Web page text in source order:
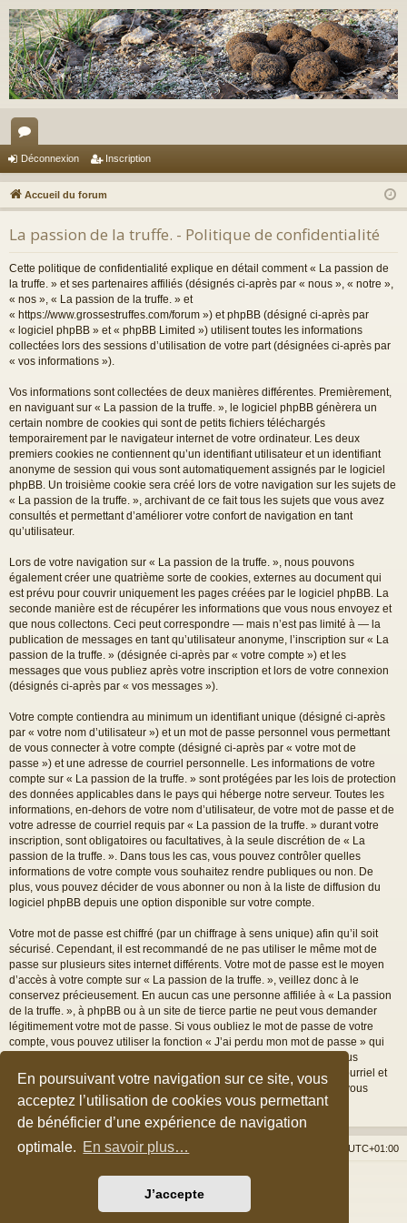
En poursuivant votre navigation sur ce site, vous
acceptez l’utilisation de cookies vous permettant
de bénéficier d’une expérience de navigation
optimale. En savoir plus…
J’accepte
or
u
m
s
Déconnexion Inscription
Accueil du forum
La passion de la truffe. - Politique de confidentialité
Cette politique de confidentialité explique en détail comment « La passion de
la truffe. » et ses partenaires affiliés (désignés ci-après par « nous », « notre »,
« nos », « La passion de la truffe. » et
« https://www.grossestruffes.com/forum ») et phpBB (désigné ci-après par
« logiciel phpBB » et « phpBB Limited ») utilisent toutes les informations
collectées lors des sessions d’utilisation de votre part (désignées ci-après par
« vos informations »).
Vos informations sont collectées de deux manières différentes. Premièrement,
en naviguant sur « La passion de la truffe. », le logiciel phpBB génèrera un
certain nombre de cookies qui sont de petits fichiers téléchargés
temporairement par le navigateur internet de votre ordinateur. Les deux
premiers cookies ne contiennent qu’un identifiant utilisateur et un identifiant
anonyme de session qui vous sont automatiquement assignés par le logiciel
phpBB. Un troisième cookie sera créé lors de votre navigation sur les sujets de
« La passion de la truffe. », archivant de ce fait tous les sujets que vous avez
consultés et permettant d’améliorer votre confort de navigation en tant
qu’utilisateur.
Lors de votre navigation sur « La passion de la truffe. », nous pouvons
également créer une quatrième sorte de cookies, externes au document qui
est prévu pour couvrir uniquement les pages créées par le logiciel phpBB. La
seconde manière est de récupérer les informations que vous nous envoyez et
que nous collectons. Ceci peut correspondre — mais n’est pas limité à — la
publication de messages en tant qu’utilisateur anonyme, l’inscription sur « La
passion de la truffe. » (désignée ci-après par « votre compte ») et les
messages que vous publiez après votre inscription et lors de votre connexion
(désignés ci-après par « vos messages »).
Votre compte contiendra au minimum un identifiant unique (désigné ci-après
par « votre nom d’utilisateur ») et un mot de passe personnel vous permettant
de vous connecter à votre compte (désigné ci-après par « votre mot de
passe ») et une adresse de courriel personnelle. Les informations de votre
compte sur « La passion de la truffe. » sont protégées par les lois de protection
des données applicables dans le pays qui héberge notre serveur. Toutes les
informations, en-dehors de votre nom d’utilisateur, de votre mot de passe et de
votre adresse de courriel requis par « La passion de la truffe. » durant votre
inscription, sont obligatoires ou facultatives, à la seule discrétion de « La
passion de la truffe. ». Dans tous les cas, vous pouvez contrôler quelles
informations de votre compte vous souhaitez rendre publiques ou non. De
plus, vous pouvez décider de vous abonner ou non à la liste de diffusion du
logiciel phpBB depuis une option disponible sur votre compte.
Votre mot de passe est chiffré (par un chiffrage à sens unique) afin qu’il soit
sécurisé. Cependant, il est recommandé de ne pas utiliser le même mot de
passe sur plusieurs sites internet différents. Votre mot de passe est le moyen
d’accès à votre compte sur « La passion de la truffe. », veillez donc à le
conservez précieusement. En aucun cas une personne affiliée à « La passion
de la truffe. », à phpBB ou à un site de tierce partie ne peut vous demander
légitimement votre mot de passe. Si vous oubliez le mot de passe de votre
compte, vous pouvez utiliser la fonction « J’ai perdu mon mot de passe » qui
est proposée par défaut sur le logiciel phpBB. Cette fonctionnalité vous
demandera de spécifier votre nom d’utilisateur et votre adresse de courriel et
le logiciel phpBB générera alors un nouveau mot de passe afin que vous
puissiez reprendre le contrôle de votre compte.
Accueil du forum UTC+01:00
Nous contacter
Développé parphpBB® Forum Software © phpBB Limited
Style parArty
©